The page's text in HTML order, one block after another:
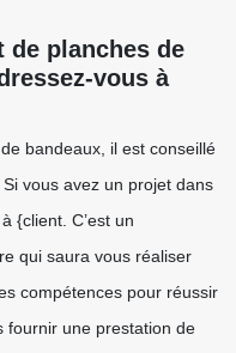
de planches de
vous à
bandeaux, il est conseillé
vous avez un projet dans
{client. C’est un
qui saura vous réaliser
compétences pour réussir
fournir une prestation de